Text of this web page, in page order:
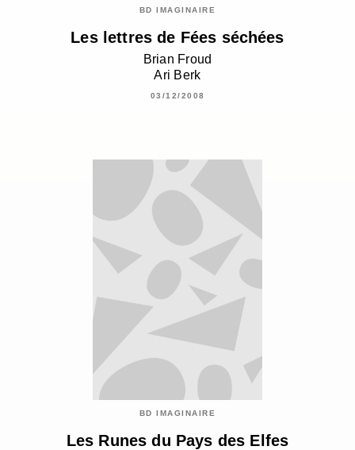
BD IMAGINAIRE
Les lettres de Fées séchées
Brian Froud
Ari Berk
03/12/2008
BD IMAGINAIRE
Les Runes du Pays des Elfes